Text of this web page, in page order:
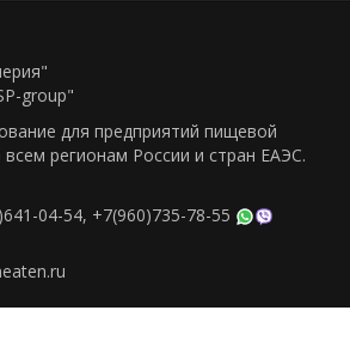
group"
для предприятий пищевой
регионам Росcии и стран ЕАЭС.
04-54, +7(960)735-78-55